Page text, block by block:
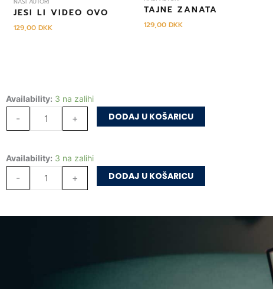
JESI LI VIDEO OVO
129,00 DKK
TAJNE ZANATA
129,00 DKK
Availability: 3 na zalihi
-
Đavli
papira
+ DODAJ U KOŠARICU
Availability: 3 na zalihi
-
Đavli
papira
+ DODAJ U KOŠARICU